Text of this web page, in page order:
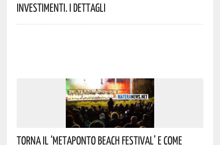
Investimenti. I Dettagli
Torna Il ‘Metaponto Beach Festival’ E Come